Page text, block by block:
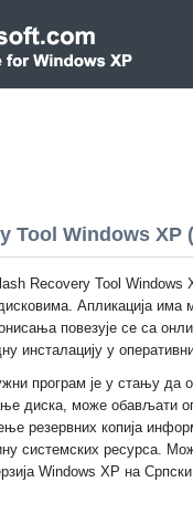
Tool Windows XP
Recovery Tool Windows
Апликација има
повезује се са
инсталацију у
програм је у стању да
диска, може обављати
резервних копија
системских ресурса.
Windows XP на